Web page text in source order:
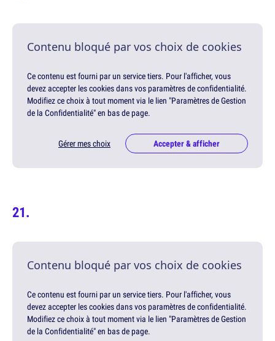
Contenu bloqué par vos choix de cookies
Ce contenu est fourni par un service tiers. Pour l'afficher, vous
devez accepter les cookies dans vos paramètres de confidentialité.
Modifiez ce choix à tout moment via le lien "Paramètres de Gestion
de la Confidentialité" en bas de page.
Gérer mes choix Accepter & afficher
Contenu bloqué par vos choix de cookies
Ce contenu est fourni par un service tiers. Pour l'afficher, vous
devez accepter les cookies dans vos paramètres de confidentialité.
Modifiez ce choix à tout moment via le lien "Paramètres de Gestion
de la Confidentialité" en bas de page.